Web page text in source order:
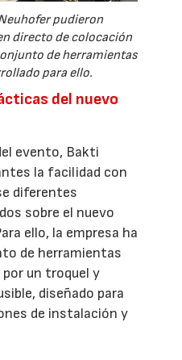
pudieron
directo de colocación
de herramientas
para ello.
del nuevo
evento, Bakti
la facilidad con
diferentes
sobre el nuevo
ello, la empresa ha
de herramientas
un troquel y
diseñado para
de instalación y